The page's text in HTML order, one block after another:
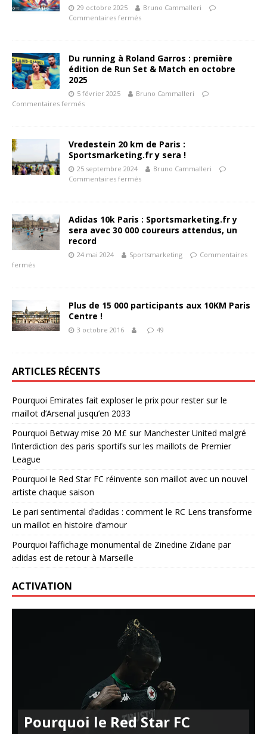
29 octobre 2025
Bruno Cammalleri
Commentaires fermés
Du running à Roland Garros : première
édition de Run Set & Match en octobre
2025
5 février 2025
Bruno Cammalleri
Commentaires fermés
Vredestein 20 km de Paris :
Sportsmarketing.fr y sera !
25 septembre 2024
Bruno Cammalleri
Commentaires fermés
Adidas 10k Paris : Sportsmarketing.fr y
sera avec 30 000 coureurs attendus, un
record
24 mai 2024 Sportsmarketing
Commentaires
fermés
Plus de 15 000 participants aux 10KM Paris
Centre !
3 octobre 2016 49
ARTICLES RÉCENTS
Pourquoi Emirates fait exploser le prix pour rester sur le
maillot d’Arsenal jusqu’en 2033
Pourquoi Betway mise 20 M£ sur Manchester United malgré
l’interdiction des paris sportifs sur les maillots de Premier
League
Pourquoi le Red Star FC réinvente son maillot avec un nouvel
artiste chaque saison
Le pari sentimental d’adidas : comment le RC Lens transforme
un maillot en histoire d’amour
Pourquoi l’affichage monumental de Zinedine Zidane par
adidas est de retour à Marseille
ACTIVATION
Pourquoi le Red Star FC